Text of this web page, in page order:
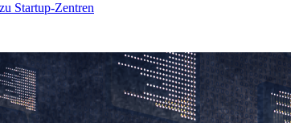
Startup-Zentren